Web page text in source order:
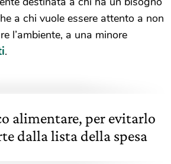
a chi vuole essere attento a non
l’ambiente, a una minore
.
alimentare, per evitarlo
dalla lista della spesa